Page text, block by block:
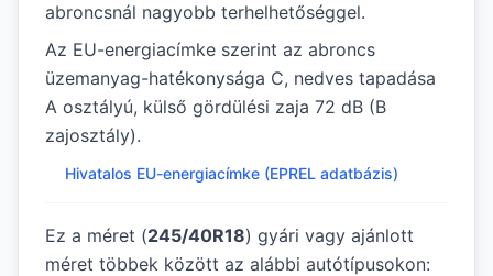
abroncsnál nagyobb terhelhetőséggel.
Az EU-energiacímke szerint az abroncs
üzemanyag-hatékonysága C, nedves tapadása
A osztályú, külső gördülési zaja 72 dB (B
zajosztály).
Hivatalos EU-energiacímke (EPREL adatbázis)
Ez a méret (245/40R18) gyári vagy ajánlott
méret többek között az alábbi autótípusokon: